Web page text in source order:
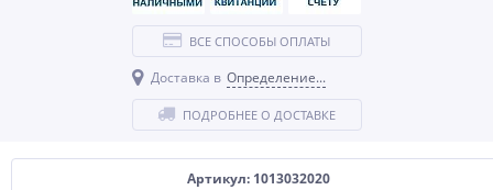
Артикул: 1013032020
ВСЕ СПОСОБЫ ОПЛАТЫ
Доставка в Определение...
ПОДРОБНЕЕ О ДОСТАВКЕ